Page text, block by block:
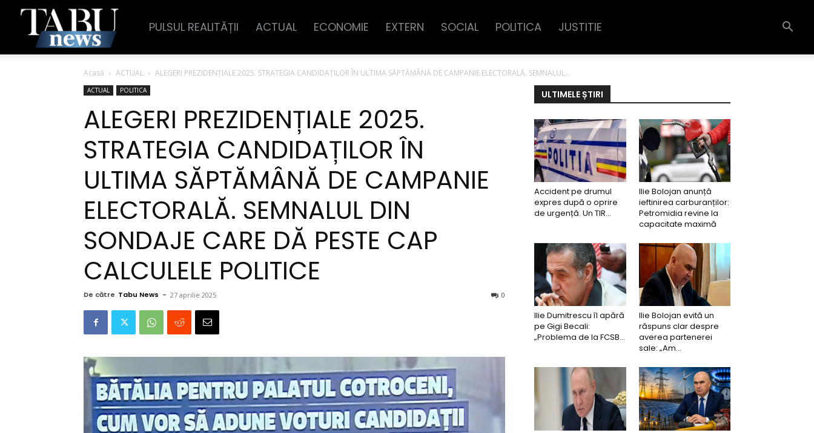
TabuNews
PULSUL REALITĂȚII ACTUAL ECONOMIE EXTERN SOCIAL POLITICA JUSTITIE
Acasă ACTUAL ALEGERI PREZIDENȚIALE 2025. STRATEGIA CANDIDAȚILOR ÎN ULTIMA SĂPTĂMÂNĂ DE CAMPANIE ELECTORALĂ. SEMNALUL...
ACTUAL POLITICA
ALEGERI PREZIDENȚIALE 2025.
STRATEGIA CANDIDAȚILOR ÎN
ULTIMA SĂPTĂMÂNĂ DE CAMPANIE
ELECTORALĂ. SEMNALUL DIN
SONDAJE CARE DĂ PESTE CAP
CALCULELE POLITICE
De către Tabu News - 27 aprilie 2025 0
ULTIMELE ȘTIRI
Accident pe drumul
expres după o oprire
de urgență. Un TIR...
Ilie Bolojan anunță
ieftinirea carburanților:
Petromidia revine la
capacitate maximă
Ilie Dumitrescu îl apără
pe Gigi Becali:
„Problema de la FCSB...
Ilie Bolojan evită un
răspuns clar despre
averea partenerei
sale: „Am...